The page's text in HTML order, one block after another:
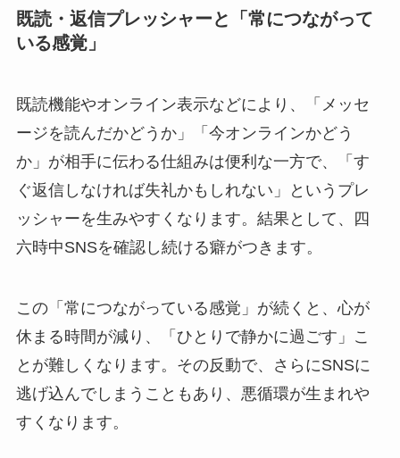
既読・返信プレッシャーと「常につながって
いる感覚」
既読機能やオンライン表示などにより、「メッセ
ージを読んだかどうか」「今オンラインかどう
か」が相手に伝わる仕組みは便利な一方で、「す
ぐ返信しなければ失礼かもしれない」というプレ
ッシャーを生みやすくなります。結果として、四
六時中SNSを確認し続ける癖がつきます。
この「常につながっている感覚」が続くと、心が
休まる時間が減り、「ひとりで静かに過ごす」こ
とが難しくなります。その反動で、さらにSNSに
逃げ込んでしまうこともあり、悪循環が生まれや
すくなります。